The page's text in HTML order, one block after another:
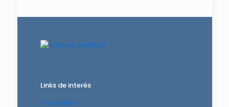
Links de interés
Facebook